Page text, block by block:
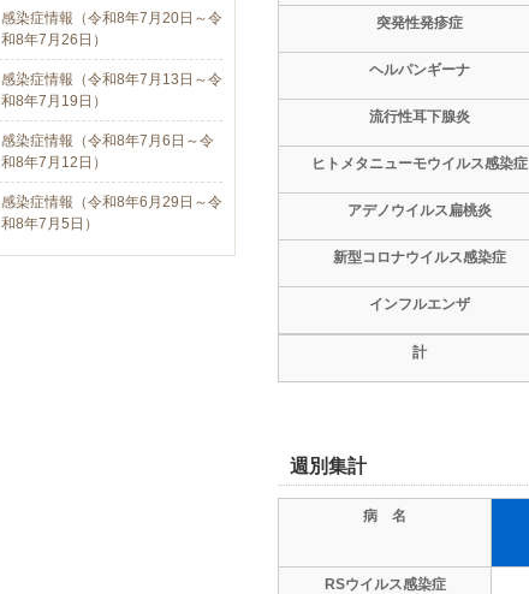
突発性発疹症
ヘルパンギーナ
流行性耳下腺炎
ヒトメタニューモウイルス感染症
アデノウイルス扁桃炎
新型コロナウイルス感染症
インフルエンザ
計
週別集計
病 名
RSウイルス感染症
感染症情報（令和8年7月20日～令
和8年7月26日）
感染症情報（令和8年7月13日～令
和8年7月19日）
感染症情報（令和8年7月6日～令
和8年7月12日）
感染症情報（令和8年6月29日～令
和8年7月5日）